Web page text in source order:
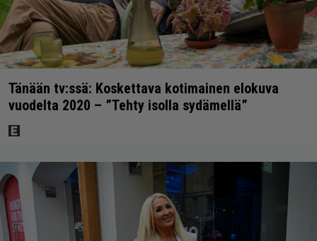
Tänään tv:ssä: Koskettava kotimainen elokuva
vuodelta 2020 – ”Tehty isolla sydämellä”